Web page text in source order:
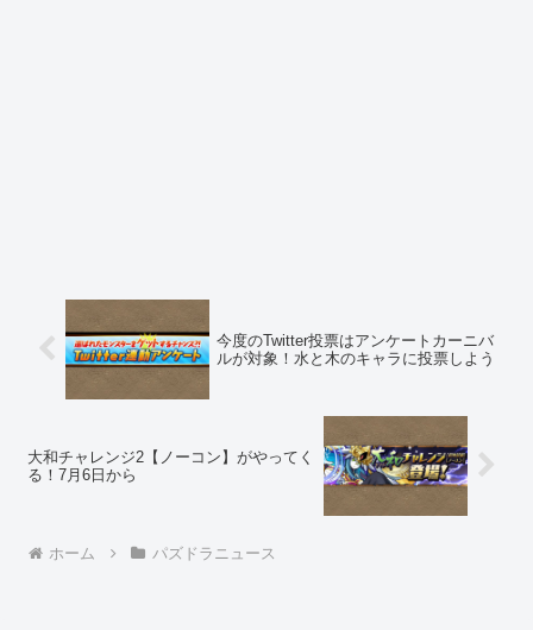
今度のTwitter投票はアンケートカーニバ
ルが対象！水と木のキャラに投票しよう
大和チャレンジ2【ノーコン】がやってく
る！7月6日から
ホーム パズドラニュース